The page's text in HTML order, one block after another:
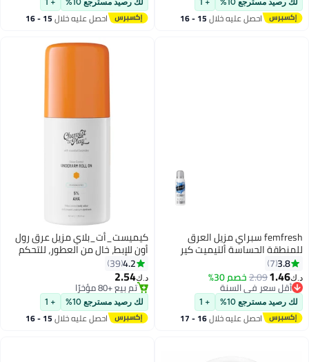
لك رصيد مسترجع 10% + 1
احصل عليه خلال 15 - 16
لك رصيد مسترجع 10% + 1
احصل عليه خلال 15 - 16
femfresh سبراي مزيل العرق
للمنطقة الحساسة ألتيميت كير
أكتيف فريش 125 مل
3.8
7
د.ك‏1.46
2.09خصم 30%
أقل سعر في السنة
أقل سعر في السنة
لك رصيد مسترجع 10% + 1
احصل عليه خلال 16 - 17
كيميست_أت_بلاي مزيل عرق رول
أون للإبط، خالٍ من العطور، للتحكم
في الرائحة | 40 مل
4.2
39
د.ك‏2.54
تم بيع +80 مؤخرًا
تم بيع +80 مؤخرًا
لك رصيد مسترجع 10% + 1
احصل عليه خلال 15 - 16